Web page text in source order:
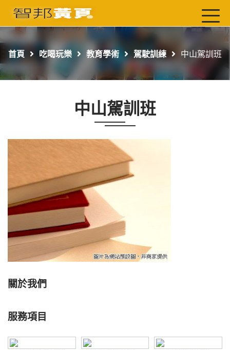
首頁
最新店家
吃喝玩樂
玩樂導航主題行程
一頁式黃頁
首頁 吃喝玩樂 教育學術 駕駛訓練 中山駕訓班
中山駕訓班
關於我們
服務項目